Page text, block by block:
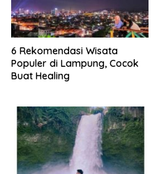
6 Rekomendasi Wisata
Populer di Lampung, Cocok
Buat Healing